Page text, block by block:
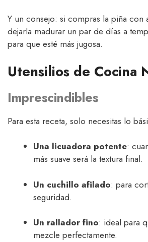
Y un consejo: si compras la piña con
dejarla madurar un par de días a
para que esté más jugosa.
Utensilios de Cocina
Imprescindibles
Para esta receta, solo necesitas lo
Una licuadora potente:
más suave será la textura final.
Un cuchillo afilado: para
seguridad.
Un rallador fino: ideal para
mezcle perfectamente.